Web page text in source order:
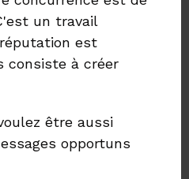
un travail
est
consiste à créer
être aussi
opportuns